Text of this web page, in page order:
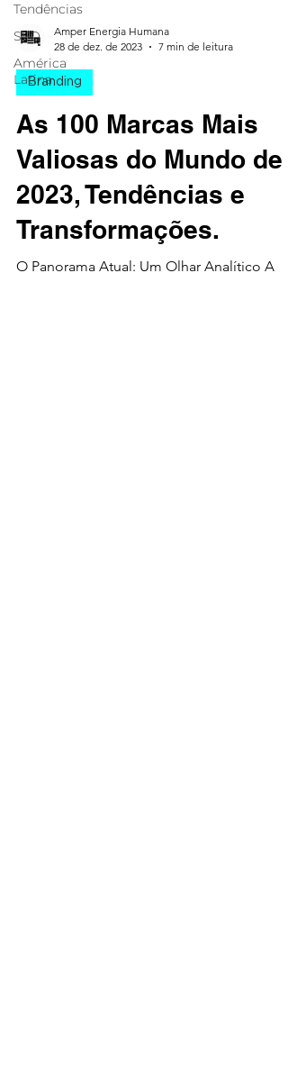
Tendências
SEO
América
Latina
Amper Energia Humana
28 de dez. de 2023
As 100 Marcas Mais
Valiosas do Mundo de
2023, Tendências e
Transformações.